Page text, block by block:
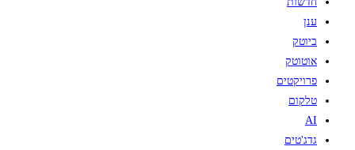
ענן
ביוטק
אוטוטק
פרויקטים
טלקום
AI
גדג'טים